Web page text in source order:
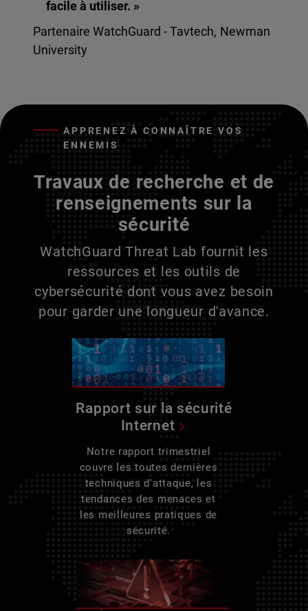
facile à utiliser. »
Partenaire WatchGuard - Tavtech, Newman
University
APPRENEZ À CONNAÎTRE VOS
ENNEMIS
Travaux de recherche et de
renseignements sur la
sécurité
WatchGuard Threat Lab fournit les
ressources et les outils de
cybersécurité dont vous avez besoin
pour garder une longueur d'avance.
Rapport sur la sécurité
Internet
Notre rapport trimestriel
couvre les toutes dernières
techniques d'attaque, les
tendances des menaces et
les meilleures pratiques de
sécurité.